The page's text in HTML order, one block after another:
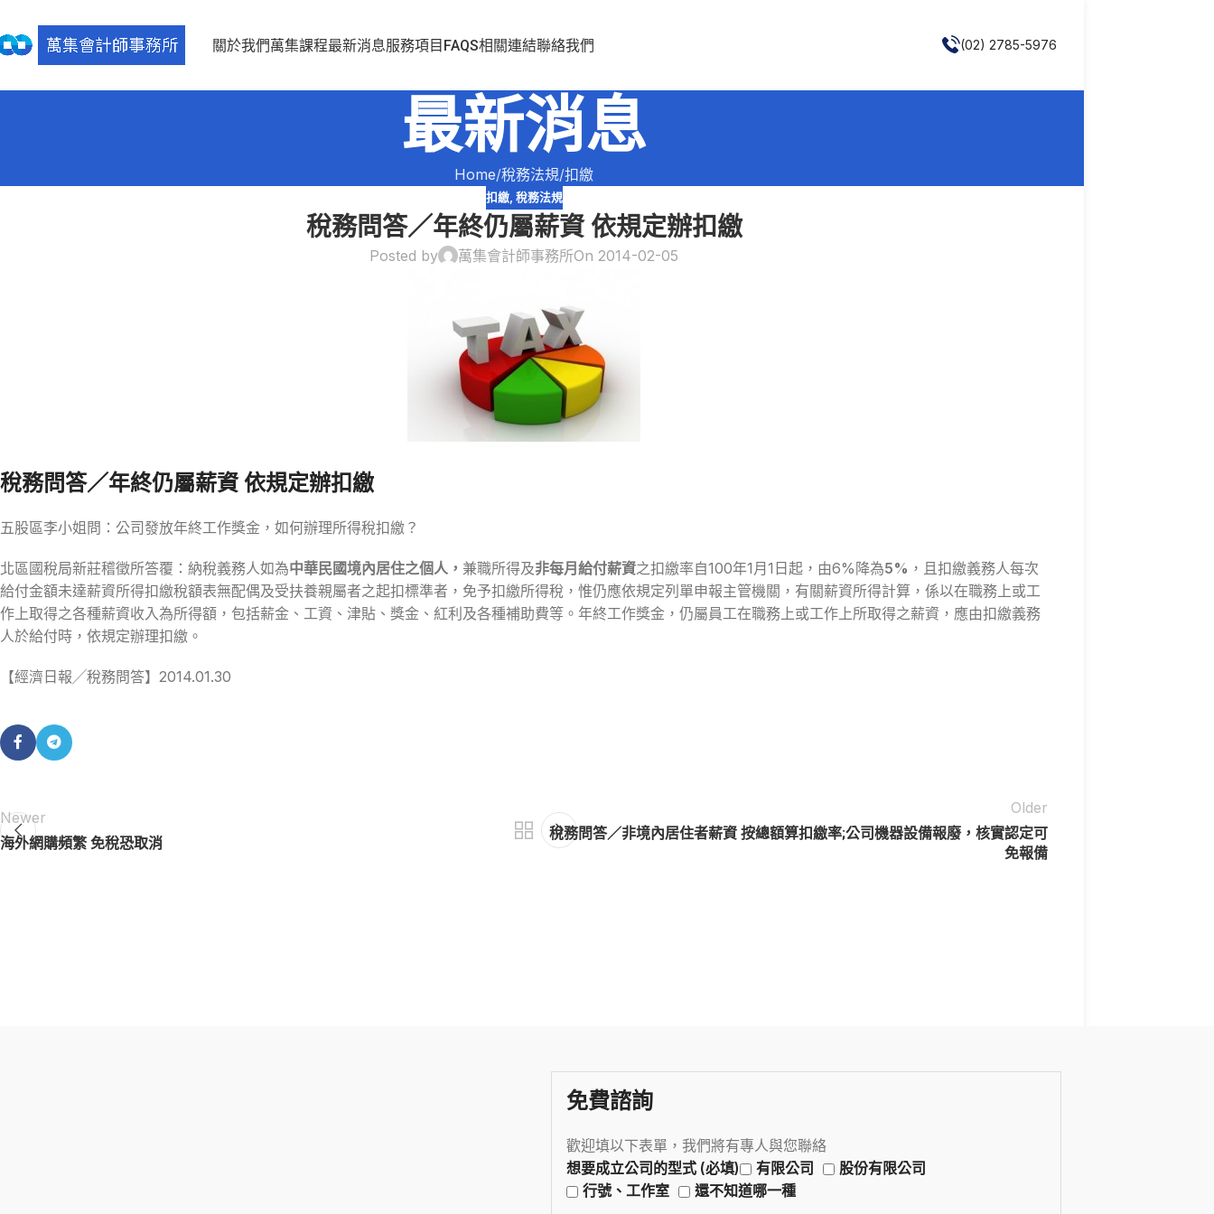
關於我們萬集課程最新消息服務項目 FAQS相關連結聯絡我們 (02) 2785-5976
最新消息
Home 稅務法規 扣繳
扣繳, 稅務法規
稅務問答／年終仍屬薪資 依規定辦扣繳
Posted by 萬集會計師事務所On 2014-02-05
稅務問答／年終仍屬薪資 依規定辦扣繳
五股區李小姐問：公司發放年終工作獎金，如何辦理所得稅扣繳？
北區國稅局新莊稽徵所答覆：納稅義務人如為中華民國境內居住之個人， 兼職所得及非每月給付薪資之扣繳率自100年1月1日起，由6%降為5% ，且扣繳義務人每次
給付金額未達薪資所得扣繳稅額表無配偶及受扶養親屬者之起扣標準者，免予扣繳所得稅，惟仍應依規定列單申報主管機關，有關薪資所得計算，係以在職務上或工
作上取得之各種薪資收入為所得額，包括薪金、工資、津貼、獎金、紅利及各種補助費等。年終工作獎金，仍屬員工在職務上或工作上所取得之薪資，應由扣繳義務
人於給付時，依規定辦理扣繳。
【經濟日報╱稅務問答】2014.01.30
Newer
海外網購頻繁 免稅恐取消
Older
稅務問答／非境內居住者薪資 按總額算扣繳率;公司機器設備報廢，核實認定可
免報備
免費諮詢
歡迎填以下表單，我們將有專人與您聯絡
想要成立公司的型式 (必填)
有限公司
股份有限公司
行號、工作室
還不知道哪一種